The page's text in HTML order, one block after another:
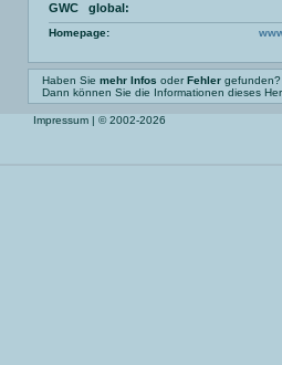
GWC global:
Homepage:
Haben Sie mehr Infos oderFehler gefunden?
Dann können Sie die Informationen dieses
Impressum | © 2002-2026